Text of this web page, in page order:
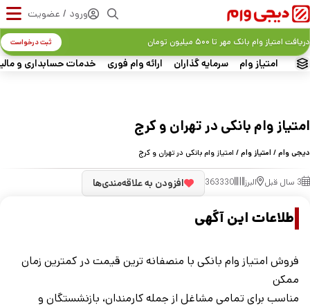
ورود / عضویت
امتیاز وام سرمایه گذاران ارائه وام فوری خدمات حسابداری و
دریافت امتیاز وام بانک مهر تا ۵۰۰ میلیون تومان ثبت درخواست
امتیاز وام بانکی در تهران و کرج
دیجی وام/ امتیاز وام/ امتیاز وام بانکی در تهران و کرج
3 سال قبل البرز 363330 افزودن به علاقه‌مندی‌ها
اطلاعات این آگهی
فروش امتیاز وام بانکی با منصفانه ترین قیمت در کمترین زمان
ممکن
مناسب برای تمامی مشاغل از جمله کارمندان، بازنشستگان و